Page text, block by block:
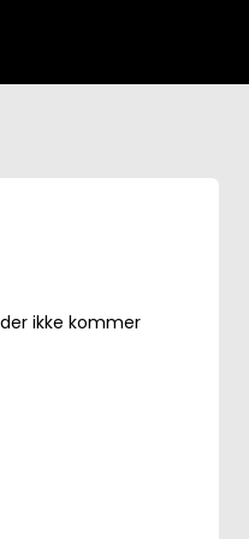
ikke kommer